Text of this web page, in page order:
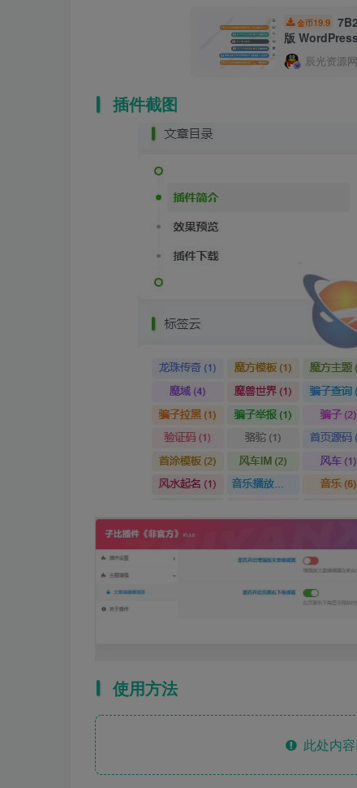
金币19.9
版
辰光资源网
插件截图
使用方法
此处内